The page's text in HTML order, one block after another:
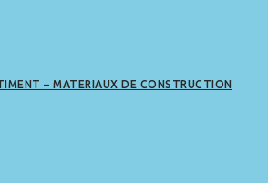
– MATERIAUX DE CONSTRUCTION